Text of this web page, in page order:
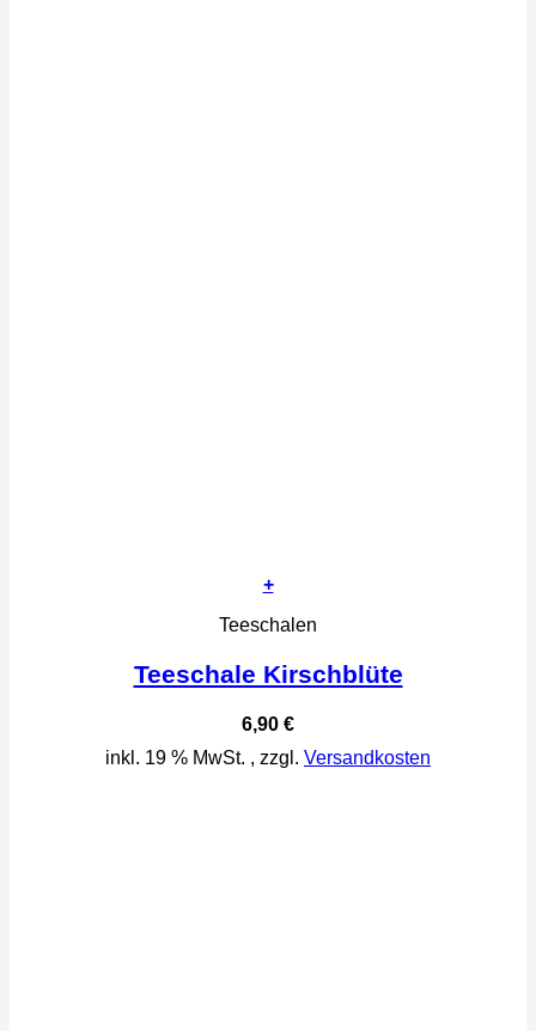
+
Teeschalen
Teeschale Kirschblüte
6,90 €
inkl. 19 % MwSt. , zzgl. Versandkosten